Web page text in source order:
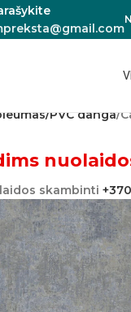
PVC danga
skambinti